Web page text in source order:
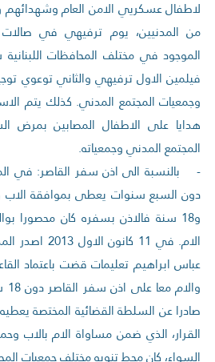
لاطفال عسكريي الامن العام
فيلمين الاول ترفيهي والثاني توعوي
وجمعيات المجتمع المدني. كذلك يتم
هدايا على الاطفال المصابين بمرض
المجتمع المدني وجمعياته.
- بالنسبة الى اذن سفر القاصر: في
و18 سنة فالاذن بسفره كان محصورا
الام. في 11
عباس ابراهيم تعليمات قضت باعتماد
صادرا عن السلطة القضائية المختصة
القرار، الذي ضمن مساواة الام بالاب
السواء، كان محط تنويه مختلف جمعيات